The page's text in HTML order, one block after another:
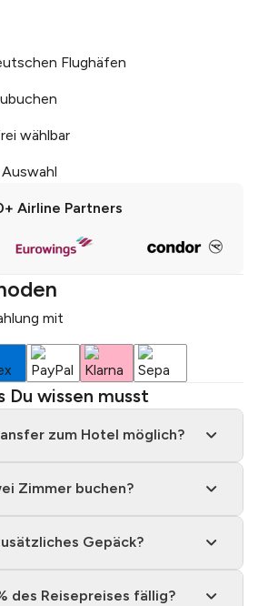
Flughäfen
wählbar
Airline Partners
mit
Du wissen musst
zum Hotel möglich?
Zimmer buchen?
Gepäck?
des Reisepreises fällig?